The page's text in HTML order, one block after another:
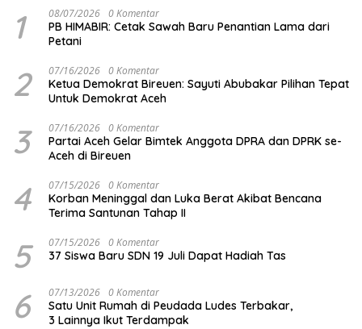
1 08/07/2026 0 Komentar
PB HIMABIR: Cetak Sawah Baru Penantian Lama dari
Petani
2 07/16/2026 0 Komentar
Ketua Demokrat Bireuen: Sayuti Abubakar Pilihan Tepat
Untuk Demokrat Aceh
3 07/16/2026 0 Komentar
Partai Aceh Gelar Bimtek Anggota DPRA dan DPRK se-
Aceh di Bireuen
4 07/15/2026 0 Komentar
Korban Meninggal dan Luka Berat Akibat Bencana
Terima Santunan Tahap II
5 07/15/2026 0 Komentar
37 Siswa Baru SDN 19 Juli Dapat Hadiah Tas
6 07/13/2026 0 Komentar
Satu Unit Rumah di Peudada Ludes Terbakar,
3 Lainnya Ikut Terdampak